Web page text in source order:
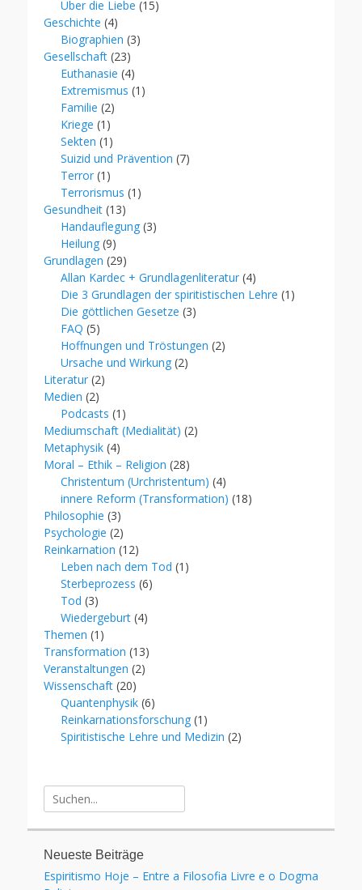
Über die Liebe (15)
Geschichte (4)
Biographien (3)
Gesellschaft (23)
Euthanasie (4)
Extremismus (1)
Familie (2)
Kriege (1)
Sekten (1)
Suizid und Prävention (7)
Terror (1)
Terrorismus (1)
Gesundheit (13)
Handauflegung (3)
Heilung (9)
Grundlagen (29)
Allan Kardec + Grundlagenliteratur (4)
Die 3 Grundlagen der spiritistischen Lehre (1)
Die göttlichen Gesetze (3)
FAQ (5)
Hoffnungen und Tröstungen (2)
Ursache und Wirkung (2)
Literatur (2)
Medien (2)
Podcasts (1)
Mediumschaft (Medialität) (2)
Metaphysik (4)
Moral – Ethik – Religion (28)
Christentum (Urchristentum) (4)
innere Reform (Transformation) (18)
Philosophie (3)
Psychologie (2)
Reinkarnation (12)
Leben nach dem Tod (1)
Sterbeprozess (6)
Tod (3)
Wiedergeburt (4)
Themen (1)
Transformation (13)
Veranstaltungen (2)
Wissenschaft (20)
Quantenphysik (6)
Reinkarnationsforschung (1)
Spiritistische Lehre und Medizin (2)
Suche
für:
Neueste Beiträge
Espiritismo Hoje – Entre a Filosofia Livre e o Dogma